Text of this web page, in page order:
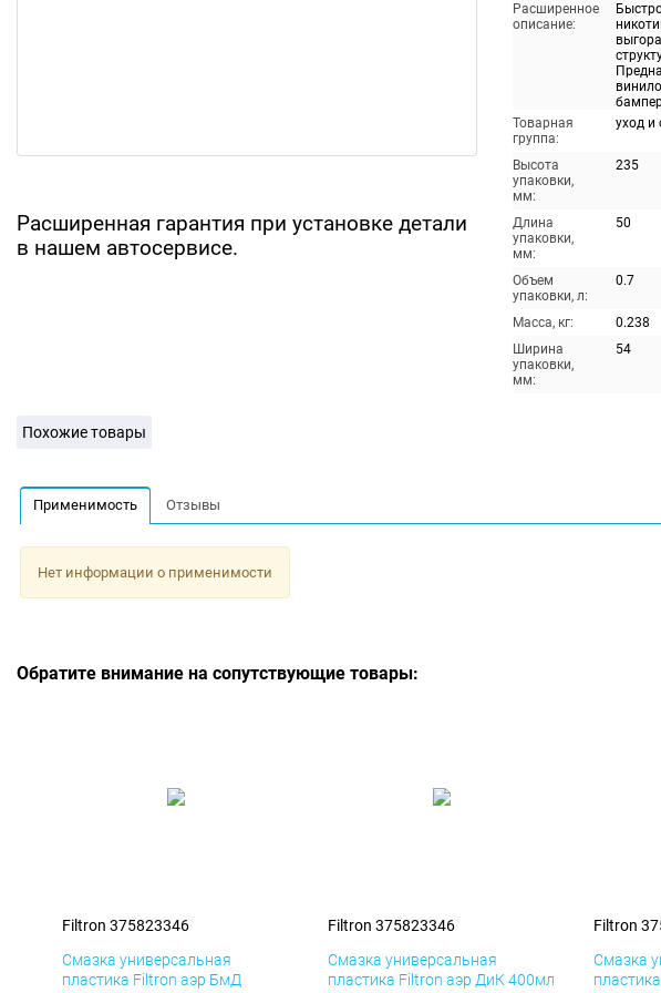
Расширенная гарантия при установке детали
в нашем автосервисе.
Расширенное
описание:
Товарная
группа:
уход и
Высота
упаковки,
мм:
235
Длина
упаковки,
мм:
50
Объем
упаковки, л:
0.7
Масса, кг:
0.238
Ширина
упаковки,
мм:
54
Похожие товары
Применимость Отзывы
Нет информации о применимости
Обратите внимание на сопутствующие товары:
Filtron 375823346
Смазка универсальная
пластика Filtron аэр БмД
Filtron 375823346
Смазка универсальная
пластика Filtron аэр ДиК 400мл
Filtron
Смазка